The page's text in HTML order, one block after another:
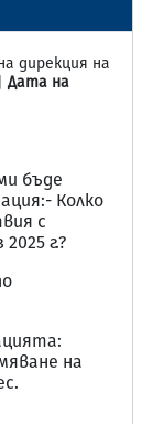
дирекция на
Дата на
бъде
Колко
с
г.?
на